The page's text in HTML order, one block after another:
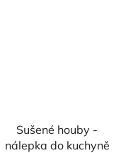
Sušené houby -
nálepka do kuchyně